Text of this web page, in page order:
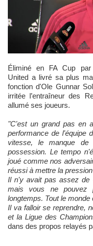
Éliminé en FA Cup par Wolverhampton (2-1), Manchester
United a livré sa plus
fonction d'Ole Gunnar
irritée l’entraîneur des
allumé ses joueurs.
"C'est un grand pas en
performance de l'équipe
vitesse, le manque
possession. Le tempo
joué comme nos
réussi à mettre la
Il n'y avait pas assez de
mais vous ne pouvez
longtemps. Tout le
Il va falloir se reprendre,
et la Ligue des
dans des propos relayés